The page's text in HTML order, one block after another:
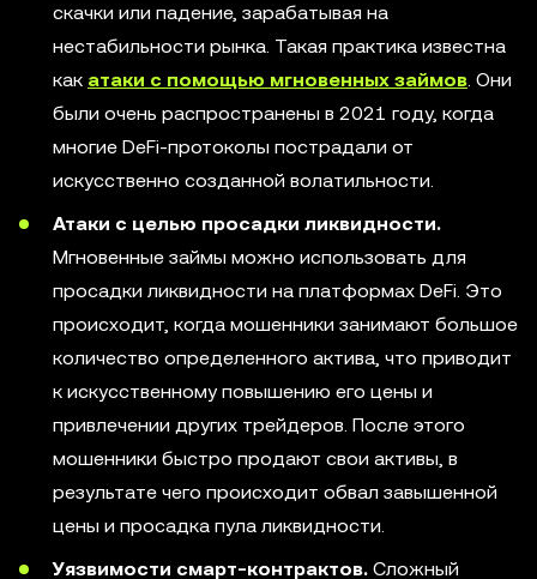
скачки или падение, зарабатывая на
нестабильности рынка. Такая практика известна
как атаки с помощью мгновенных займов. Они
были очень распространены в 2021 году, когда
многие DeFi-протоколы пострадали от
искусственно созданной волатильности.
Атаки с целью просадки ликвидности.
Мгновенные займы можно использовать для
просадки ликвидности на платформах DeFi. Это
происходит, когда мошенники занимают большое
количество определенного актива, что приводит
к искусственному повышению его цены и
привлечении других трейдеров. После этого
мошенники быстро продают свои активы, в
результате чего происходит обвал завышенной
цены и просадка пула ликвидности.
Уязвимости смарт-контрактов. Сложный